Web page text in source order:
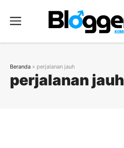
Menu
perjalanan jauh
Beranda » perjalanan jauh